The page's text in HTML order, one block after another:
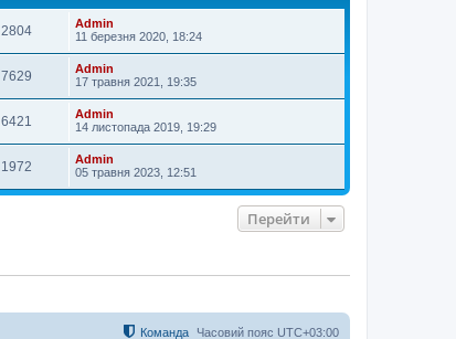
2804
Admin
11 березня 2020, 18:24
7629
Admin
17 травня 2021, 19:35
6421
Admin
14 листопада 2019, 19:29
1972
Admin
05 травня 2023, 12:51
Перейти
Часовий пояс UTC+03:00
Команда